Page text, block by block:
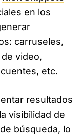
en los
carruseles,
video,
etc.
resultados
visibilidad de
búsqueda, lo